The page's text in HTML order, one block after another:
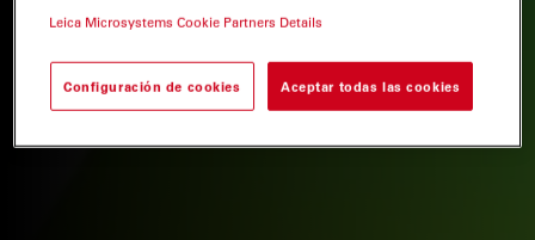
Leica Microsystems Cookie Partners Details
Configuración de cookies Aceptar todas las cookies